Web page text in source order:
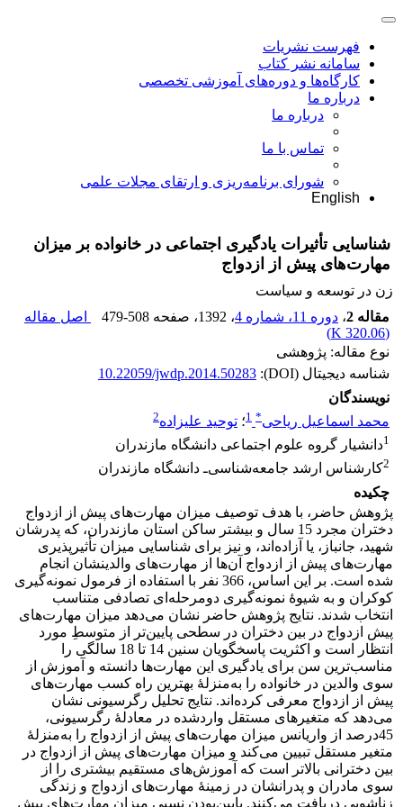
فهرست نشریات
سامانه نشر کتاب
کارگاه‌ها و دوره‌های آموزشی تخصصی
درباره ما
درباره ما
تماس با ما
شورای برنامه‌ریزی و ارتقای مجلات علمی
English
شناسایی تأثیرات یادگیری اجتماعی در خانواده بر میزان
مهارت‌های پیش از ازدواج
زن در توسعه و سیاست
مقاله 2
، دوره 11، شماره 4 ، 1392 ، صفحه 479-508
اصل مقاله
(
320.06 K
)
نوع مقاله: پژوهشی
شناسه دیجیتال (DOI):
10.22059/jwdp.2014.50283
نویسندگان
محمد اسماعیل ریاحی*
1؛ توحید علیزاده2
1دانشیار گروه علوم اجتماعی دانشگاه مازندران
2کارشناس ارشد جامعه‌شناسی‌ـ دانشگاه مازندران
چکیده
پژوهش حاضر، با هدف توصیف میزان مهارت‌های پیش از ازدواج
دختران مجرد 15 سال و بیشتر ساکن استان مازندران، که پدرشان
شهید، جانباز، یا آزاده‌اند، و نیز برای شناسایی میزان تأثیرپذیری
مهارت‌های پیش از ازدواج آن‌ها از مهارت‌های والدینشان انجام
شده است. بر این اساس، 366 نفر با استفاده از فرمول نمونه‌گیری
کوکران و به شیوۀ نمونه‌گیری دو‌مرحله‌ای تصادفی متناسب
انتخاب شدند. نتایج پژوهش حاضر نشان می‌دهد میزان مهارت‌های
پیش ازدواج در بین دختران در سطحی پایین‌تر از متوسطِ مورد
انتظار است و اکثریت پاسخگویان سنین 14 تا 18 سالگی را
مناسب‌ترین سن برای یادگیری این مهارت‌ها دانسته و آموزش از
سوی والدین در خانواده را به‌منزلۀ بهترین راه کسب مهارت‌های
پیش از ازدواج معرفی کرده‌اند. نتایج تحلیل رگرسیونی نشان
می‌دهد که متغیرهای مستقل وارد‌شده در معادلۀ رگرسیونی،
45‌درصد از واریانس میزان مهارت‌های پیش از ازدواج را به‌منزلۀ
متغیر مستقل تبیین می‌کند و میزان مهارت‌های پیش از ازدواج در
بین دخترانی بالاتر است که آموزش‌های مستقیم بیشتری را از
سوی مادران و پدرانشان در زمینۀ مهارت‌های ازدواج و زندگی
زناشویی دریافت می‌کنند. پایین‌بودن نسبی میزان مهارت‌های پیش